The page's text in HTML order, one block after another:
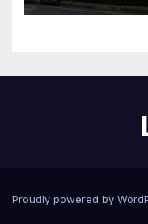
Proudly powered by